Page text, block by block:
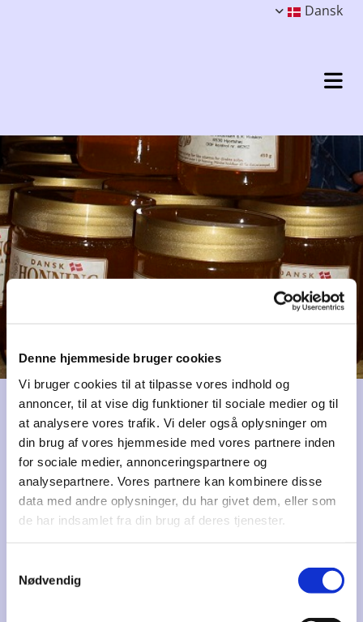
Denne hjemmeside bruger cookies
Vi bruger cookies til at tilpasse vores indhold og
annoncer, til at vise dig funktioner til sociale medier og til
at analysere vores trafik. Vi deler også oplysninger om
din brug af vores hjemmeside med vores partnere inden
for sociale medier, annonceringspartnere og
analysepartnere. Vores partnere kan kombinere disse
data med andre oplysninger, du har givet dem, eller som
de har indsamlet fra din brug af deres tjenester.
Nødvendig
Dansk
Interne dokumenter
Vedtægter Foreningen AiH
Vedtægter grundejerforeningen GAiH
Værdigrundlag 2007 - 2016